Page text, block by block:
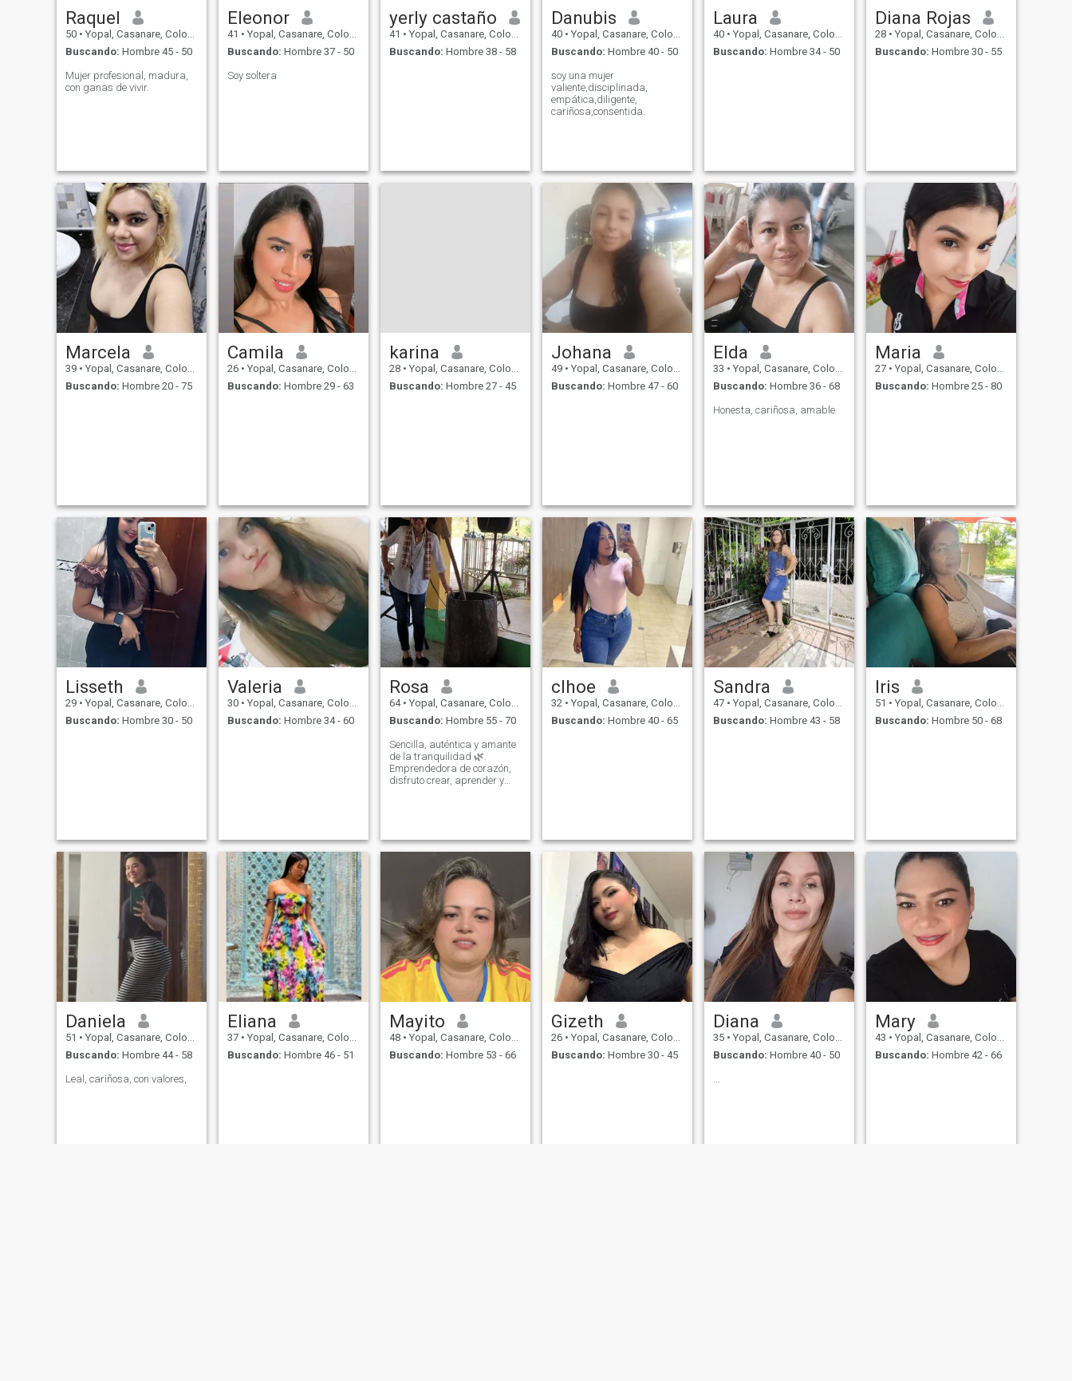
ver tv y serie y la naturaleza;
todo lo que tenga que ver con
el campo y aire libre.
Raquel
50 • Yopal, Casanare, Colombia
Buscando: Hombre 45 - 50
Mujer profesional, madura,
con ganas de vivir.
Eleonor
41 • Yopal, Casanare, Colombia
Buscando: Hombre 37 - 50
Soy soltera
yerly castaño
41 • Yopal, Casanare, Colombia
Buscando: Hombre 38 - 58
Danubis
40 • Yopal, Casanare, Colombia
Buscando: Hombre 40 - 50
soy una mujer
valiente,disciplinada,
empática,diligente,
cariñosa,consentida.
Laura
40 • Yopal, Casanare, Colombia
Buscando: Hombre 34 - 50
Diana Rojas
28 • Yopal, Casanare, Colombia
Buscando: Hombre 30 - 55
Marcela
39 • Yopal, Casanare, Colombia
Buscando: Hombre 20 - 75
Camila
26 • Yopal, Casanare, Colombia
Buscando: Hombre 29 - 63
karina
28 • Yopal, Casanare, Colombia
Buscando: Hombre 27 - 45
Johana
49 • Yopal, Casanare, Colombia
Buscando: Hombre 47 - 60
Elda
33 • Yopal, Casanare, Colombia
Buscando: Hombre 36 - 68
Honesta, cariñosa, amable
Maria
27 • Yopal, Casanare, Colombia
Buscando: Hombre 25 - 80
Lisseth
29 • Yopal, Casanare, Colombia
Buscando: Hombre 30 - 50
Valeria
30 • Yopal, Casanare, Colombia
Buscando: Hombre 34 - 60
Rosa
64 • Yopal, Casanare, Colombia
Buscando: Hombre 55 - 70
Sencilla, auténtica y amante
de la tranquilidad 🌿.
Emprendedora de corazón,
disfruto crear, aprender y
clhoe
32 • Yopal, Casanare, Colombia
Buscando: Hombre 40 - 65
Sandra
47 • Yopal, Casanare, Colombia
Buscando: Hombre 43 - 58
Iris
51 • Yopal, Casanare, Colombia
Buscando: Hombre 50 - 68
Daniela
51 • Yopal, Casanare, Colombia
Buscando: Hombre 44 - 58
Leal, cariñosa, con valores,
Eliana
37 • Yopal, Casanare, Colombia
Buscando: Hombre 46 - 51
Mayito
48 • Yopal, Casanare, Colombia
Buscando: Hombre 53 - 66
Gizeth
26 • Yopal, Casanare, Colombia
Buscando: Hombre 30 - 45
Diana
35 • Yopal, Casanare, Colombia
Buscando: Hombre 40 - 50
...
Mary
43 • Yopal, Casanare, Colombia
Buscando: Hombre 42 - 66